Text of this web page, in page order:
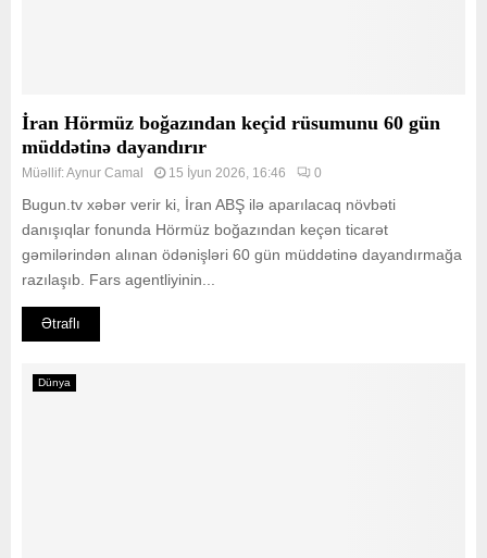
İran Hörmüz boğazından keçid rüsumunu 60 gün
müddətinə dayandırır
Müəllif:Aynur Camal 15 İyun 2026, 16:46 0
Bugun.tv xəbər verir ki, İran ABŞ ilə aparılacaq növbəti
danışıqlar fonunda Hörmüz boğazından keçən ticarət
gəmilərindən alınan ödənişləri 60 gün müddətinə dayandırmağa
razılaşıb. Fars agentliyinin...
Ətraflı
Dünya